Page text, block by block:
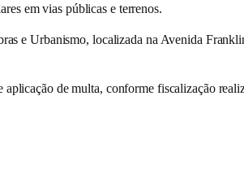
em vias públicas e terrenos.
e Urbanismo, localizada na Avenida
de multa, conforme fiscalização